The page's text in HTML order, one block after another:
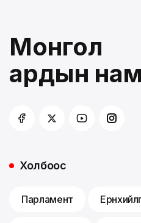
Монгол
ардын нам
Холбоос
Парламент